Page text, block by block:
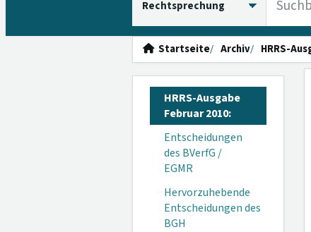
Startseite Archiv HRRS-
HRRS-Ausgabe
Februar 2010:
Entscheidungen
des BVerfG /
EGMR
Hervorzuhebende
Entscheidungen des
BGH